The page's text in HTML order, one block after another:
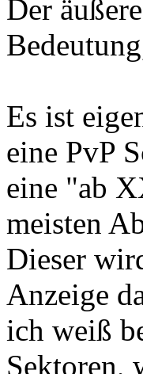
Der
Es ist
eine PvP
eine "ab
meisten
Dieser
Anzeige
ich weiß
Sektoren,